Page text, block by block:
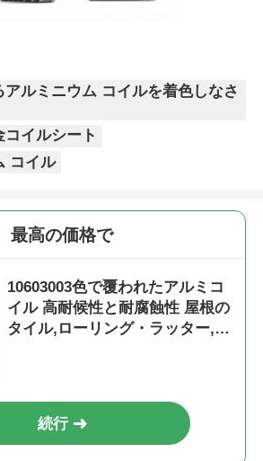
アルミニウム コイルを着色しなさ
イルシート
コイル
最高の価格で
10603003色で覆われたアルミコ
イル 高耐候性と耐腐蝕性 屋根の
タイル,ローリング・ラッター,建
続行